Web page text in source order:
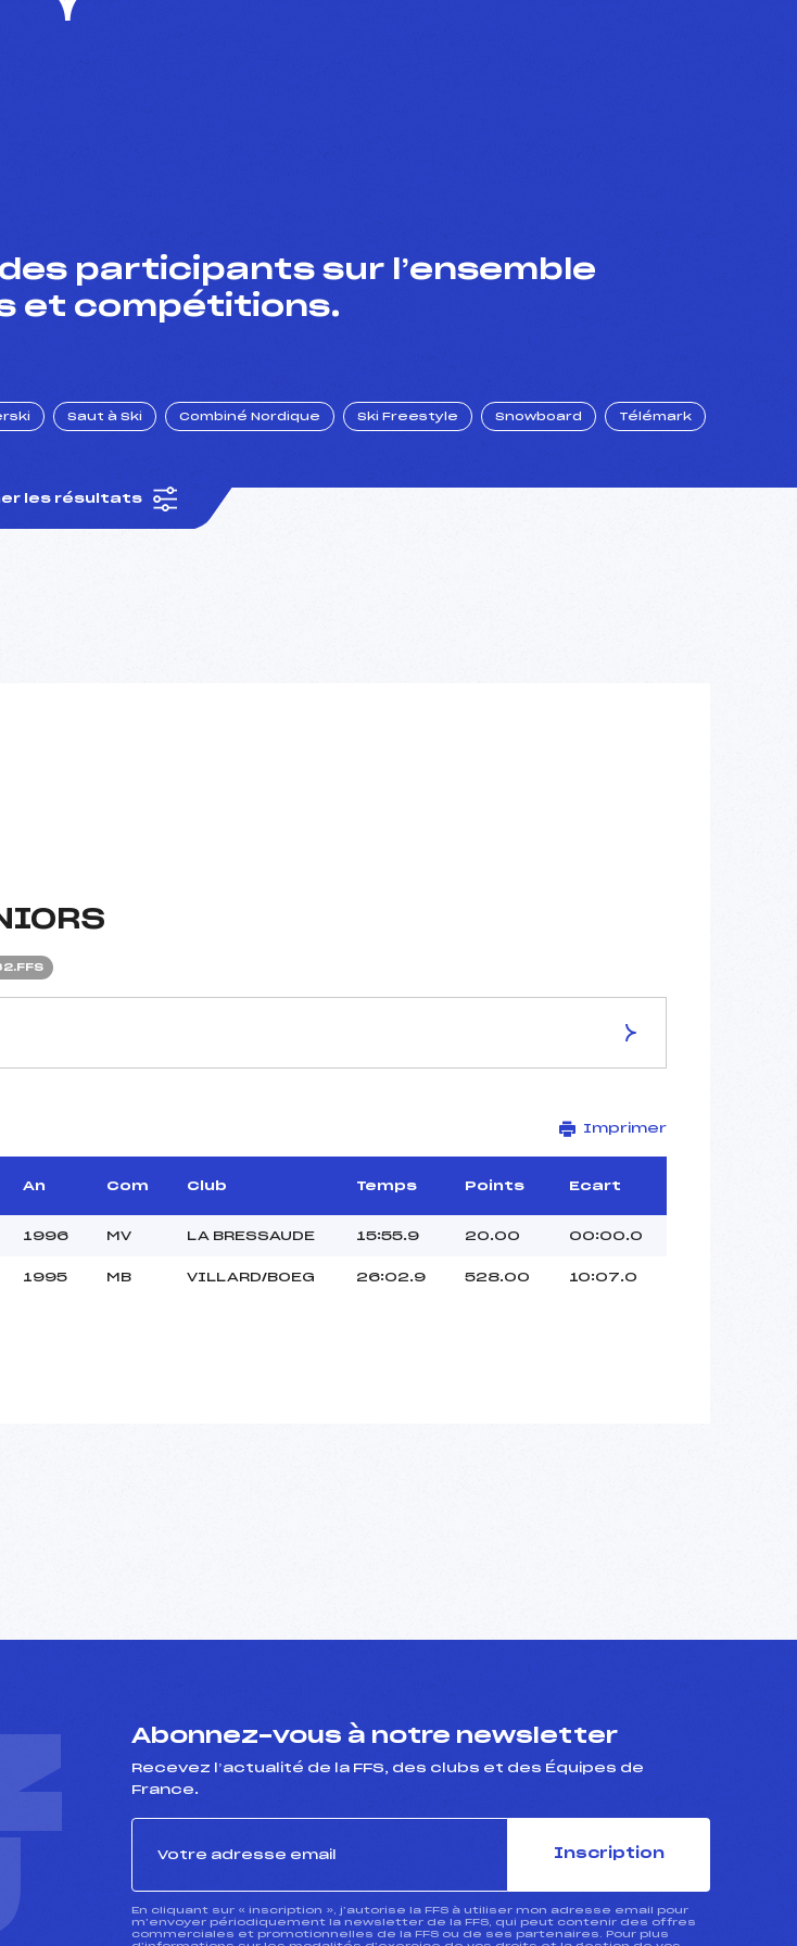
participants sur l’ensemble
et compétitions.
Saut à Ski Combiné Nordique Ski Freestyle Snowboard Télémark
les résultats
VAL DI FIEMME
Distance :
5 km
Point Haut :
Homologation :
Imprimer
An Com Club Temps Points Ecart
1996 MV LA BRESSAUDE 15:55.9 20.00 00:00.0
1995 MB VILLARD/BOEG 26:02.9 528.00 10:07.0
Abonnez-vous à notre newsletter
Recevez l’actualité de la FFS, des clubs et des Équipes de
France.
Inscription
En cliquant sur « inscription », j’autorise la FFS à utiliser mon adresse email pour
m’envoyer périodiquement la newsletter de la FFS, qui peut contenir des offres
commerciales et promotionnelles de la FFS ou de ses partenaires. Pour plus